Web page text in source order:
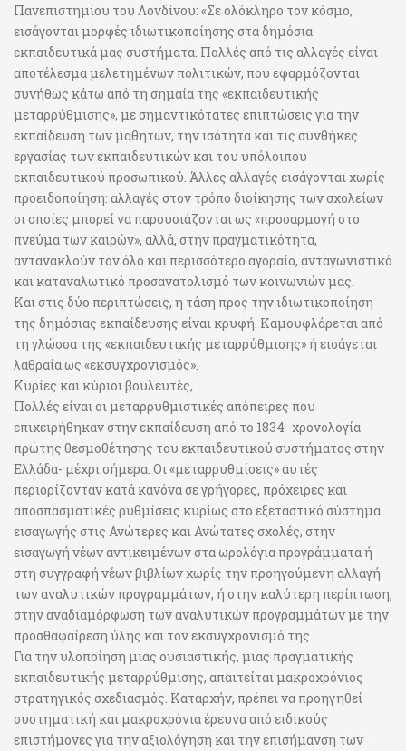
Πανεπιστημίου του Λονδίνου: «Σε ολόκληρο τον κόσμο,
εισάγονται μορφές ιδιωτικοποίησης στα δημόσια
εκπαιδευτικά μας συστήματα. Πολλές από τις αλλαγές είναι
αποτέλεσμα μελετημένων πολιτικών, που εφαρμόζονται
συνήθως κάτω από τη σημαία της «εκπαιδευτικής
μεταρρύθμισης», με σημαντικότατες επιπτώσεις για την
εκπαίδευση των μαθητών, την ισότητα και τις συνθήκες
εργασίας των εκπαιδευτικών και του υπόλοιπου
εκπαιδευτικού προσωπικού. Άλλες αλλαγές εισάγονται χωρίς
προειδοποίηση: αλλαγές στον τρόπο διοίκησης των σχολείων
οι οποίες μπορεί να παρουσιάζονται ως «προσαρμογή στο
πνεύμα των καιρών», αλλά, στην πραγματικότητα,
αντανακλούν τον όλο και περισσότερο αγοραίο, ανταγωνιστικό
και καταναλωτικό προσανατολισμό των κοινωνιών μας.
Και στις δύο περιπτώσεις, η τάση προς την ιδιωτικοποίηση
της δημόσιας εκπαίδευσης είναι κρυφή. Καμουφλάρεται από
τη γλώσσα της «εκπαιδευτικής μεταρρύθμισης» ή εισάγεται
λαθραία ως «εκσυγχρονισμός».
Κυρίες και κύριοι βουλευτές,
Πολλές είναι οι μεταρρυθμιστικές απόπειρες που
επιχειρήθηκαν στην εκπαίδευση από το 1834 -χρονολογία
πρώτης θεσμοθέτησης του εκπαιδευτικού συστήματος στην
Ελλάδα- μέχρι σήμερα. Οι «μεταρρυθμίσεις» αυτές
περιορίζονταν κατά κανόνα σε γρήγορες, πρόχειρες και
αποσπασματικές ρυθμίσεις κυρίως στο εξεταστικό σύστημα
εισαγωγής στις Ανώτερες και Ανώτατες σχολές, στην
εισαγωγή νέων αντικειμένων στα ωρολόγια προγράμματα ή
στη συγγραφή νέων βιβλίων χωρίς την προηγούμενη αλλαγή
των αναλυτικών προγραμμάτων, ή στην καλύτερη περίπτωση,
στην αναδιαμόρφωση των αναλυτικών προγραμμάτων με την
προσθαφαίρεση ύλης και τον εκσυγχρονισμό της.
Για την υλοποίηση μιας ουσιαστικής, μιας πραγματικής
εκπαιδευτικής μεταρρύθμισης, απαιτείται μακροχρόνιος
στρατηγικός σχεδιασμός. Καταρχήν, πρέπει να προηγηθεί
συστηματική και μακροχρόνια έρευνα από ειδικούς
επιστήμονες για την αξιολόγηση και την επισήμανση των